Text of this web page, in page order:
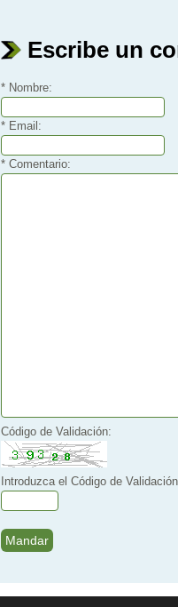
Escribe un
* Nombre:
* Email:
* Comentario:
Código de Validación:
Introduzca el Código de